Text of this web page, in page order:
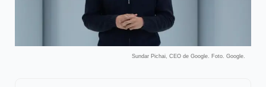
Sundar Pichai, CEO de Google. Foto. Google.